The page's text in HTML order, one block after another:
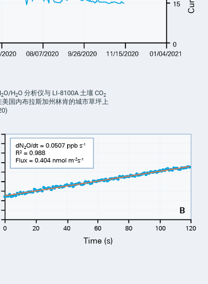
2O/H2O 分析仪与 LI-8100A 土壤 CO2
国内布拉斯加州林肯的城市草坪上